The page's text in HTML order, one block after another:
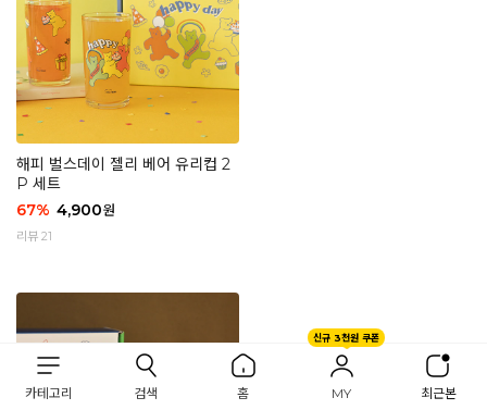
카테고리 검색 홈
신규 3천원 쿠폰
MY 최근본
해피 벌스데이 젤리 베어 유리컵 2
P 세트
67% 4,900원
리뷰 21